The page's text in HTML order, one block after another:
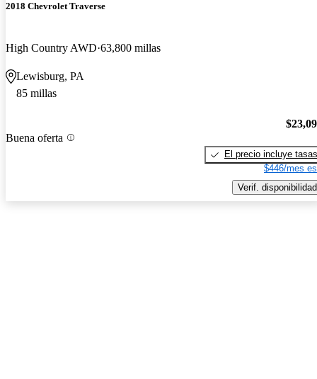
2018 Chevrolet Traverse
High Country AWD 63,800 millas
Lewisburg, PA
85 millas
Buena oferta
El precio incluye tasas
$446/mes
Verif. disponibilidad